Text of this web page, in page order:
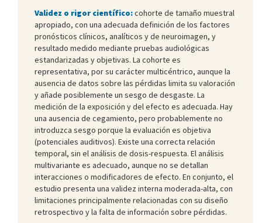
Validez o rigor científico:cohorte de tamaño muestral
apropiado, con una adecuada definición de los factores
pronósticos clínicos, analíticos y de neuroimagen, y
resultado medido mediante pruebas audiológicas
estandarizadas y objetivas. La cohorte es
representativa, por su carácter multicéntrico, aunque la
ausencia de datos sobre las pérdidas limita su valoración
y añade posiblemente un sesgo de desgaste. La
medición de la exposición y del efecto es adecuada. Hay
una ausencia de cegamiento, pero probablemente no
introduzca sesgo porque la evaluación es objetiva
(potenciales auditivos). Existe una correcta relación
temporal, sin el análisis de dosis-respuesta. El análisis
multivariante es adecuado, aunque no se detallan
interacciones o modificadores de efecto. En conjunto, el
estudio presenta una validez interna moderada-alta, con
limitaciones principalmente relacionadas con su diseño
retrospectivo y la falta de información sobre pérdidas.